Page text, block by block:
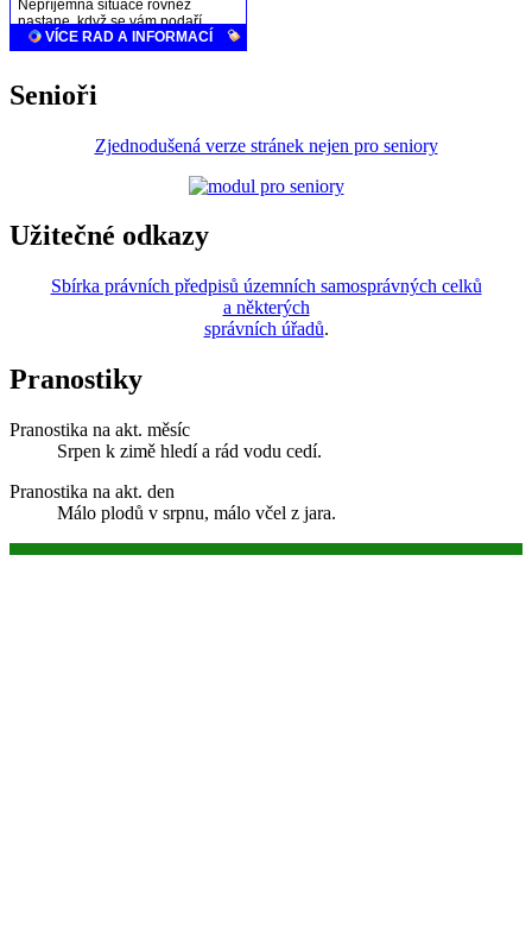
Senioři
Zjednodušená verze stránek nejen pro seniory
Užitečné odkazy
Sbírka právních předpisů územních samosprávných celků
a některých
správních úřadů.
Pranostiky
Pranostika na akt. měsíc
Srpen k zimě hledí a rád vodu cedí.
Pranostika na akt. den
Málo plodů v srpnu, málo včel z jara.